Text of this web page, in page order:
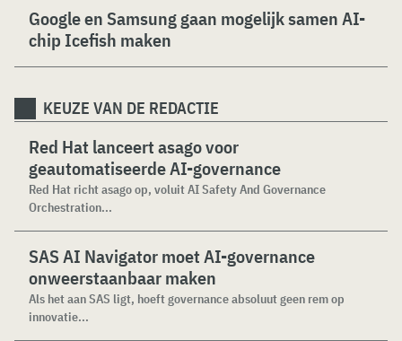
Google en Samsung gaan mogelijk samen AI-
chip Icefish maken
KEUZE VAN DE REDACTIE
Red Hat lanceert asago voor
geautomatiseerde AI-governance
Red Hat richt asago op, voluit AI Safety And Governance
Orchestration...
SAS AI Navigator moet AI-governance
onweerstaanbaar maken
Als het aan SAS ligt, hoeft governance absoluut geen rem op
innovatie...